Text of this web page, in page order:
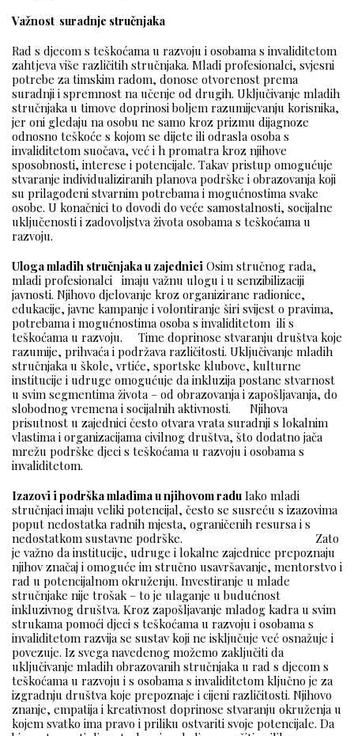
Važnost suradnje stručnjaka
Rad s djecom s teškoćama u razvoju i osobama s invaliditetom
zahtjeva više različitih stručnjaka. Mladi profesionalci, svjesni
potrebe za timskim radom, donose otvorenost prema
suradnji i spremnost na učenje od drugih. Uključivanje mladih
stručnjaka u timove doprinosi boljem razumijevanju korisnika,
jer oni gledaju na osobu ne samo kroz prizmu dijagnoze
odnosno teškoće s kojom se dijete ili odrasla osoba s
invaliditetom suočava, već i h promatra kroz njihove
sposobnosti, interese i potencijale. Takav pristup omogućuje
stvaranje individualiziranih planova podrške i obrazovanja koji
su prilagođeni stvarnim potrebama i mogućnostima svake
osobe. U konačnici to dovodi do veće samostalnosti, socijalne
uključenosti i zadovoljstva života osobama s teškoćama u
razvoju.
Uloga mladih stručnjaka u zajednici Osim stručnog rada,
mladi profesionalci imaju važnu ulogu i u senzibilizaciji
javnosti. Njihovo djelovanje kroz organizirane radionice,
edukacije, javne kampanje i volontiranje širi svijest o pravima,
potrebama i mogućnostima osoba s invaliditetom ili s
teškoćama u razvoju. Time doprinose stvaranju društva koje
razumije, prihvaća i podržava različitosti. Uključivanje mladih
stručnjaka u škole, vrtiće, sportske klubove, kulturne
institucije i udruge omogućuje da inkluzija postane stvarnost
u svim segmentima života – od obrazovanja i zapošljavanja, do
slobodnog vremena i socijalnih aktivnosti. Njihova
prisutnost u zajednici često otvara vrata suradnji s lokalnim
vlastima i organizacijama civilnog društva, što dodatno jača
mrežu podrške djeci s teškoćama u razvoju i osobama s
invaliditetom.
Izazovi i podrška mladima u njihovom radu Iako mladi
stručnjaci imaju veliki potencijal, često se susreću s izazovima
poput nedostatka radnih mjesta, ograničenih resursa i s
nedostatkom sustavne podrške. Zato
je važno da institucije, udruge i lokalne zajednice prepoznaju
njihov značaj i omoguće im stručno usavršavanje, mentorstvo i
rad u potencijalnom okruženju. Investiranje u mlade
stručnjake nije trošak – to je ulaganje u budućnost
inkluzivnog društva. Kroz zapošljavanje mladog kadra u svim
strukama pomoći djeci s teškoćama u razvoju i osobama s
invaliditetom razvija se sustav koji ne isključuje već osnažuje i
povezuje. Iz svega navedenog možemo zaključiti da
uključivanje mladih obrazovanih stručnjaka u rad s djecom s
teškoćama u razvoju i s osobama s invaliditetom ključno je za
izgradnju društva koje prepoznaje i cijeni različitosti. Njihovo
znanje, empatija i kreativnost doprinose stvaranju okruženja u
kojem svatko ima pravo i priliku ostvariti svoje potencijale. Da